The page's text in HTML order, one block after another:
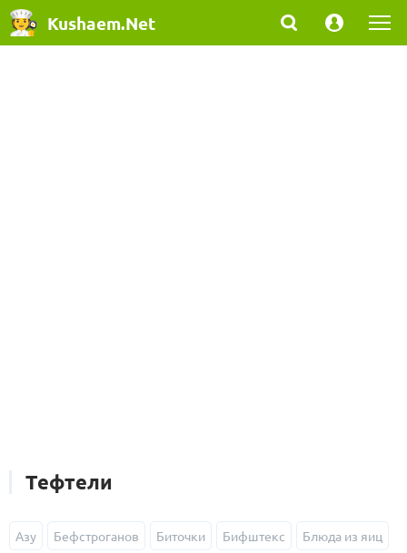
Kushaem.Net
Тефтели
Азу Бефстроганов Биточки Бифштекс Блюда из яиц